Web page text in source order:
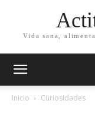
Vida sana,
Inicio Curiosidades